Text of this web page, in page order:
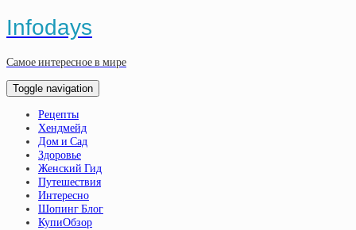
Infodays
Самое интересное в мире
Toggle navigation
Рецепты
Хендмейд
Дом и Сад
Здоровье
Женский Гид
Путешествия
Интересно
Шопинг Блог
КупиОбзор